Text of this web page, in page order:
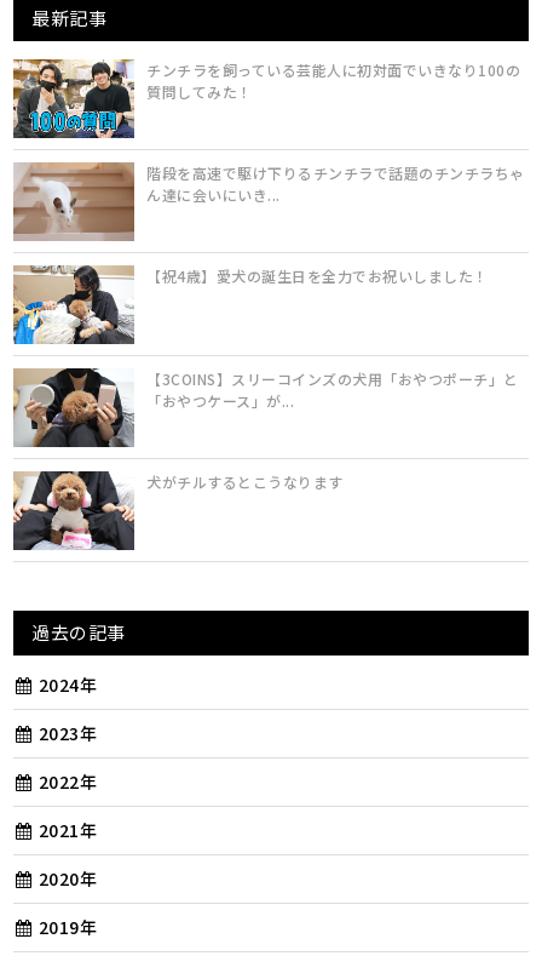
最新記事
チンチラを飼っている芸能人に初対面でいきなり100の
質問してみた！
階段を高速で駆け下りるチンチラで話題のチンチラちゃ
ん達に会いにいき...
【祝4歳】愛犬の誕生日を全力でお祝いしました！
【3COINS】スリーコインズの犬用「おやつポーチ」と
「おやつケース」が...
犬がチルするとこうなります
過去の記事
2024年
2023年
2022年
2021年
2020年
2019年